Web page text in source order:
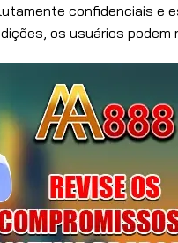
confidenciais e
os usuários podem